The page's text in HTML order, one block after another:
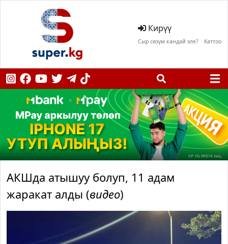
Кирүү
Сыр сөзүм кандай эле? Каттоо
АКШда атышуу болуп, 11 адам
жаракат алды (видео)